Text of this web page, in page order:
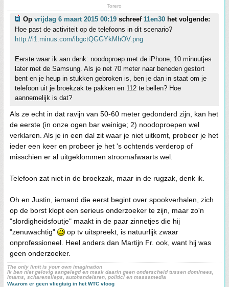
Torero
Op vrijdag 6 maart 2015 00:19 schreef 11en30 het volgende:
Hoe past de activiteit op de telefoons in dit scenario?
http://i1.minus.com/ibgctQGGYkMhOV.png
Eerste waar ik aan denk: noodoproep met de iPhone, 10 minuutjes
later met de Samsung. Als je net 70 meter naar beneden gestort
bent en je heup in stukken gebroken is, ben je dan in staat om je
telefoon uit je broekzak te pakken en 112 te bellen? Hoe
aannemelijk is dat?
Als ze echt in dat ravijn van 50-60 meter gedonderd zijn, kan het
de eerste (in onze ogen bar weinige; 2) noodoproepen wel
verklaren. Als je in een dal zit waar je niet uitkomt, probeer je het
ieder een keer en probeer je het 's ochtends verderop of
misschien er al uitgeklommen stroomafwaarts wel.
Telefoon zat niet in de broekzak, maar in de rugzak, denk ik.
Oh en Justin, iemand die eerst begint over spookverhalen, zich
op de borst klopt een serieus onderzoeker te zijn, maar zo'n
"slordigheidsfoutje" maakt in de paar zinnetjes die hij
"zenuwachtig"
op tv uitspreekt, is natuurlijk zwaar
onprofessioneel. Heel anders dan Martijn Fr. ook, want hij was
geen onderzoeker.
The only limit is your own imagination
Ik ben niet gelovig aangelegd en maak daarin geen onderscheid tussen dominees,
imams, scharenslieps, autohandelaren, politici en massamedia
Waarom er geen vliegtuig in het WTC vloog